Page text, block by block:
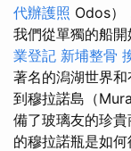
代辦護照 Odos）
我們從單獨的船
業登記 新埔整骨
著名的潟湖世界和
到穆拉諾島（
備了玻璃友的珍貴
的穆拉諾瓶是如